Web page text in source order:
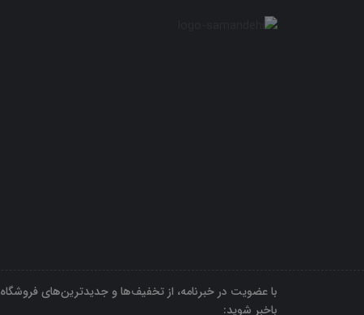
با عضویت در خبرنامه، از تخفیف‌ها و جدیدترین‌های فروشگاه
باخبر شوید: